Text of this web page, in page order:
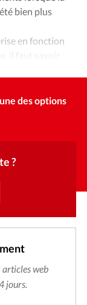
bien plus
en fonction
il faut savoir
des options
?
articles web
jours.